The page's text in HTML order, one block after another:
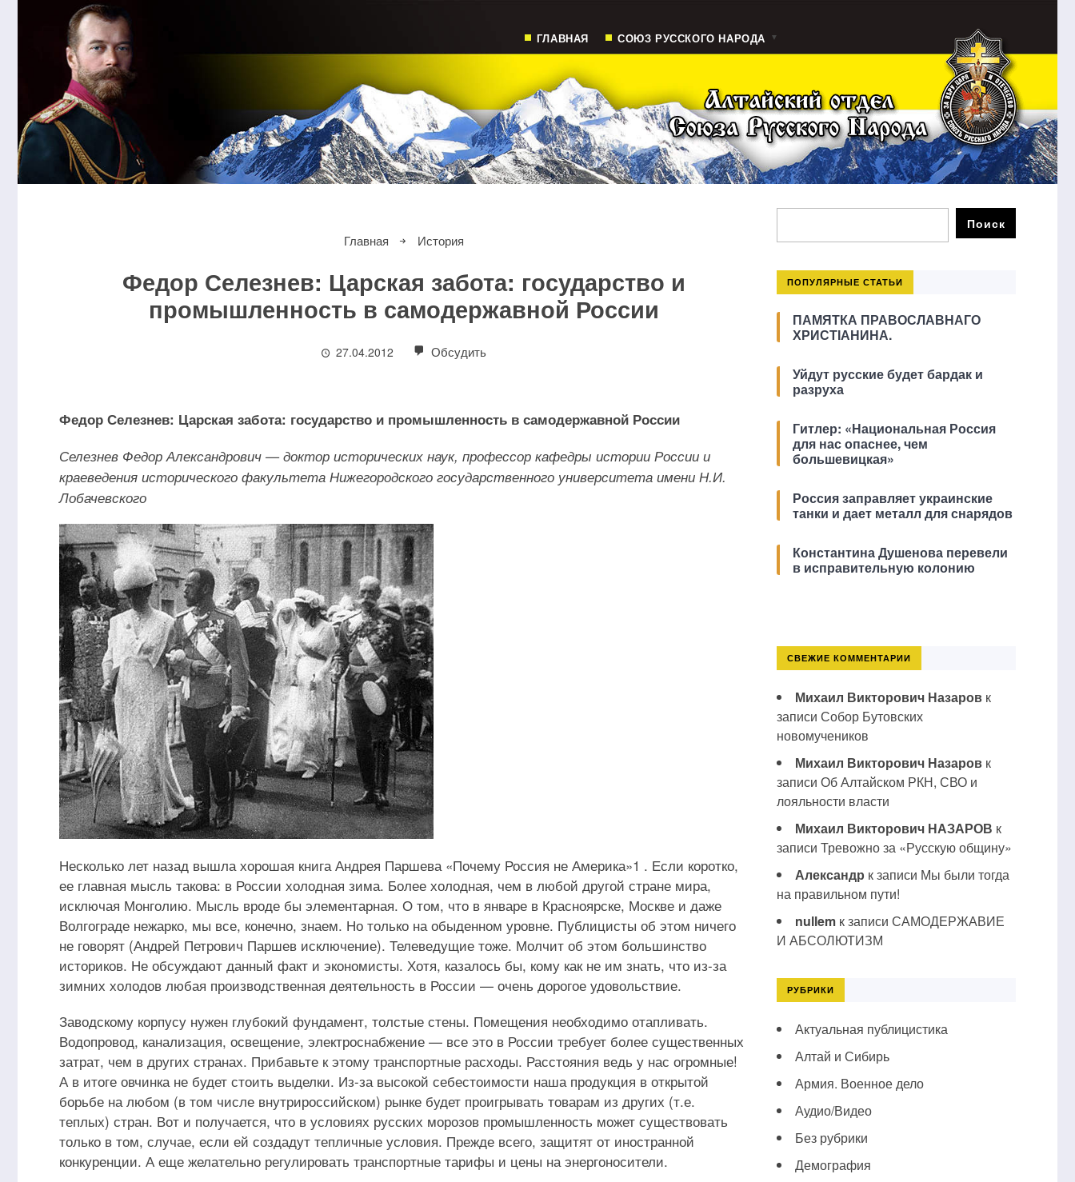
ГЛАВНАЯ СОЮЗ РУССКОГО НАРОДА
Главная История
Федор Селезнев: Царская забота: государство и
промышленность в самодержавной России
27.04.2012 Обсудить
Федор Селезнев: Царская забота: государство и промышленность в самодержавной России
Селезнев Федор Александрович — доктор исторических наук, профессор кафедры истории России и
краеведения исторического факультета Нижегородского государственного университета имени Н.И.
Лобачевского
Несколько лет назад вышла хорошая книга Андрея Паршева «Почему Россия не Америка»1 . Если коротко,
ее главная мысль такова: в России холодная зима. Более холодная, чем в любой другой стране мира,
исключая Монголию. Мысль вроде бы элементарная. О том, что в январе в Красноярске, Москве и даже
Волгограде нежарко, мы все, конечно, знаем. Но только на обыденном уровне. Публицисты об этом ничего
не говорят (Андрей Петрович Паршев исключение). Телеведущие тоже. Молчит об этом большинство
историков. Не обсуждают данный факт и экономисты. Хотя, казалось бы, кому как не им знать, что из-за
зимних холодов любая производственная деятельность в России — очень дорогое удовольствие.
Заводскому корпусу нужен глубокий фундамент, толстые стены. Помещения необходимо отапливать.
Водопровод, канализация, освещение, электроснабжение — все это в России требует более существенных
затрат, чем в других странах. Прибавьте к этому транспортные расходы. Расстояния ведь у нас огромные!
А в итоге овчинка не будет стоить выделки. Из-за высокой себестоимости наша продукция в открытой
борьбе на любом (в том числе внутрироссийском) рынке будет проигрывать товарам из других (т.е.
теплых) стран. Вот и получается, что в условиях русских морозов промышленность может существовать
только в том, случае, если ей создадут тепличные условия. Прежде всего, защитят от иностранной
конкуренции. А еще желательно регулировать транспортные тарифы и цены на энергоносители.
ПОПУЛЯРНЫЕ СТАТЬИ
ПАМЯТКА ПРАВОСЛАВНАГО
ХРИСТІАНИНА.
Уйдут русские будет бардак и
разруха
Гитлер: «Национальная Россия
для нас опаснее, чем
большевицкая»
Россия заправляет украинские
танки и дает металл для снарядов
Константина Душенова перевели
в исправительную колонию
СВЕЖИЕ КОММЕНТАРИИ
Михаил Викторович Назаровк
записи Собор Бутовских
новомучеников
Михаил Викторович Назаровк
записи Об Алтайском РКН, СВО и
лояльности власти
Михаил Викторович НАЗАРОВ к
записи Тревожно за «Русскую общину»
Александр к записи Мы были тогда
на правильном пути!
nullemк записи САМОДЕРЖАВИЕ
И АБСОЛЮТИЗМ
РУБРИКИ
Актуальная публицистика
Алтай и Сибирь
Армия. Военное дело
Аудио/Видео
Без рубрики
Демография